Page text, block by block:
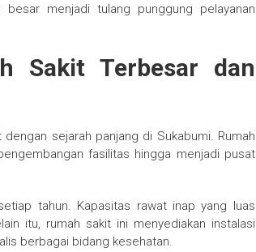
menjadi tulang punggung pelayanan
Sakit Terbesar dan
dengan sejarah panjang di Sukabumi. Rumah
fasilitas hingga menjadi pusat
tahun. Kapasitas rawat inap yang luas
itu, rumah sakit ini menyediakan instalasi
berbagai bidang kesehatan.